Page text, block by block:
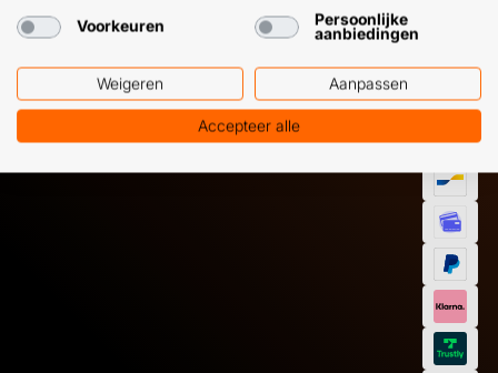
+31 (0) 85 303
7224
+31 (0) 6 11
12 09 51
Voorkeuren
Persoonlijke
aanbiedingen
Weigeren Aanpassen
Accepteer alle